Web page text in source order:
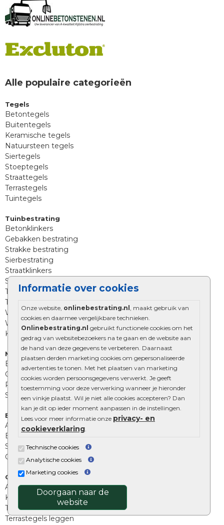
Informatie over cookies
Onze website, onlinebestrating.nl , maakt gebruik van
cookies en daarmee vergelijkbare technieken.
Onlinebestrating.nl gebruikt functionele cookies om het
gedrag van websitebezoekers na te gaan en de website aan
de hand van deze gegevens te verbeteren. Daarnaast
plaatsen derden marketing cookies om gepersonaliseerde
advertenties te tonen. Met het plaatsen van marketing
cookies worden persoonsgegevens verwerkt. Je geeft
toestemming voor deze verwerking wanneer je hieronder
een vinkje plaatst. Wil je niet alle cookies accepteren? Dan
kan je dit op ieder moment aanpassen in de instellingen.
Lees voor meer informatie onze privacy- en
cookieverklaring.
Technische cookies
Analytische cookies
Marketing cookies
Doorgaan naar de
website
Alle populaire categorieën
Tegels
Betontegels
Buitentegels
Keramische tegels
Natuursteen tegels
Siertegels
Stoeptegels
Straattegels
Terrastegels
Tuintegels
Tuinbestrating
Betonklinkers
Gebakken bestrating
Strakke bestrating
Sierbestrating
Straatklinkers
Straatstenen
Trommelstenen
Tuinstenen
Waalformaat
Wildverband bestrating
Kingstones
Muurelementen
Betonbielzen
Opsluitbanden
Palissades
Stapelblokken
Extra benodigdheden
Afwatering en diversen
Beplantings en betonelementen
Split, grind en zand
Oprit tegels
Overig
Aanbiedingen
Kunstgras
Tuintegels outlet
Terrastegels leggen